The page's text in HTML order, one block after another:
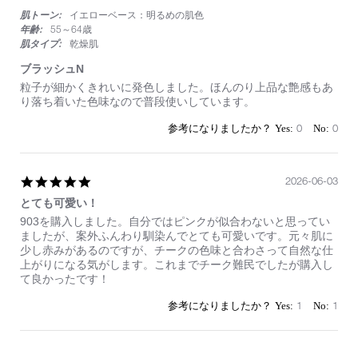
rating
肌トーン:
イエローベース：明るめの肌色
年齢:
55～64歳
肌タイプ:
乾燥肌
ブラッシュN
Review
by
2026
review
stating
シ
N
粒子が細かくきれいに発色しました。ほんのり上品な艶感もあ
り落ち着いた色味なので普段使いしています。
0 0
rating
とても可愛い！
Review
by
on
3
Jun
2026
review
stating
と
て
も
可
903を購入しました。自分ではピンクが似合わないと思ってい
ましたが、案外ふんわり馴染んでとても可愛いです。元々肌に
少し赤みがあるのですが、チークの色味と合わさって自然な仕
上がりになる気がします。これまでチーク難民でしたが購入し
て良かったです！
2026-06-03
1 1